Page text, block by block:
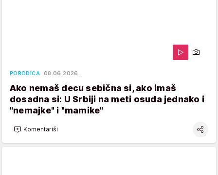
PORODICA 08.06.2026.
Ako nemaš decu sebična si, ako imaš
dosadna si: U Srbiji na meti osuda jednako i
"nemajke" i "mamike"
Komentariši